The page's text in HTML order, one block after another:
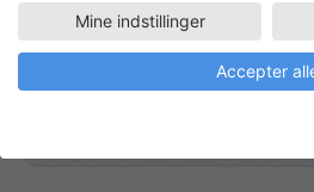
Mine indstillinger
Accepter